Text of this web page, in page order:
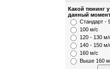
Какой тюнинг
данный
Стандарт -
100 м/с
120 - 130 м/
140 - 150 м/
160 м/с
Выше 160